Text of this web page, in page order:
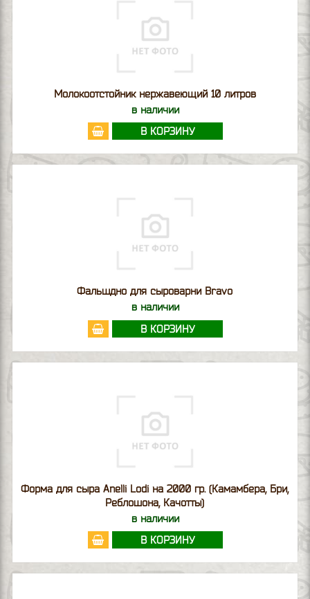
Молокоотстойник нержавеющий 10 литров
в наличии
В КОРЗИНУ
Фальшдно для сыроварни Bravo
в наличии
В КОРЗИНУ
Форма для сыра Anelli Lodi на 2000 гр. (Камамбера, Бри,
Реблошона, Качотты)
в наличии
В КОРЗИНУ